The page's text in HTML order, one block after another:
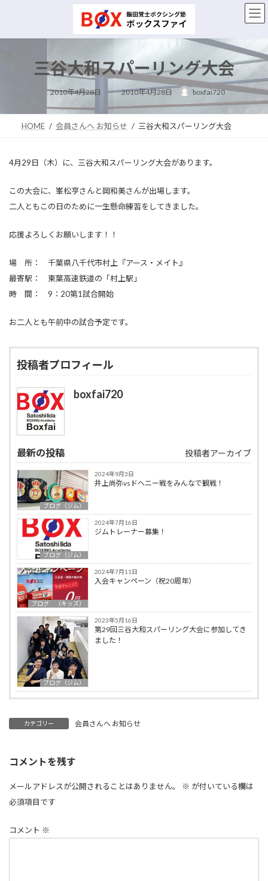
ン
プ
ー
動
三谷大和スパーリング大会
2010年4月28日
終
新
日
時
:
2010年4月28日 boxfai720
HOME 会員さんへ お知らせ 三谷大和スパーリング大会
4月29日（木）に、三谷大和スパーリング大会があります。
この大会に、峯松亨さんと岡和美さんが出場します。
二人ともこの日のために一生懸命練習をしてきました。
応援よろしくお願いします！！
場 所： 千葉県八千代市村上『アース・メイト』
最寄駅： 東葉高速鉄道の「村上駅」
時 間： 9：20第1試合開始
お二人とも午前中の試合予定です。
投稿者プロフィール
boxfai720
最新の投稿 投稿者アーカイブ
ブログ（ジム）
2024年9月3日
井上尚弥vsドヘニー戦をみんなで観戦！
ブログ（ジム）
2024年7月16日
ジムトレーナー募集！
ブログ （キッズ）
2024年7月11日
入会キャンペーン（祝20周年）
ブログ（ジム）
2023年5月16日
第29回三谷大和スパーリング大会に参加してき
ました！
カテゴリー 会員さんへ お知らせ
コメントを残す
メールアドレスが公開されることはありません。 ※ が付いている欄は
必須項目です
コメント ※